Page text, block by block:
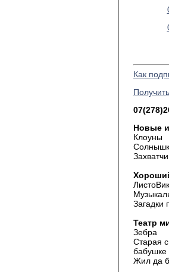
Как
Новые
Клоуны
ЛистоВик
Загадки
Театр
Зебра
Старая
бабушке
Жил да